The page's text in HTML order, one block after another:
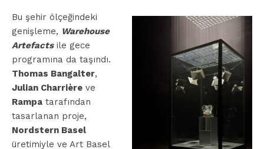
Bu şehir ölçeğindeki
genişleme, Warehouse
Artefactsile gece
programına da taşındı.
Thomas Bangalter,
Julian Charrière ve
Rampa tarafından
tasarlanan proje,
Nordstern Basel
üretimiyle ve Art Basel